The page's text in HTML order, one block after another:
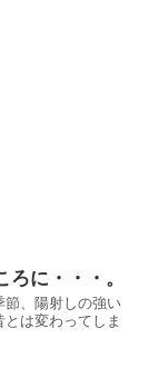
に・・・。
節、陽射しの強い
は変わってしま